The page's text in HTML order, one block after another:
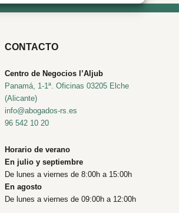
CONTACTO
Centro de Negocios l’Aljub
Panamá, 1-1ª. Oficinas 03205 Elche
(Alicante)
info@abogados-rs.es
96 542 10 20
Horario de verano
En julio y septiembre
De lunes a viernes de 8:00h a 15:00h
En agosto
De lunes a viernes de 09:00h a 12:00h